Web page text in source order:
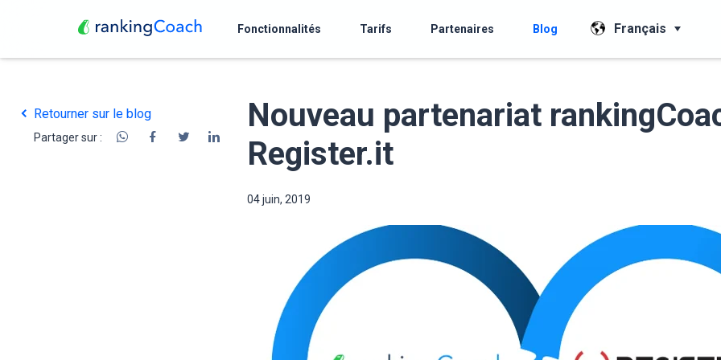
Fonctionnalités Tarifs Partenaires Blog Français
Retourner sur le blog
Partager sur :
Nouveau partenariat
Register.it
04 juin, 2019